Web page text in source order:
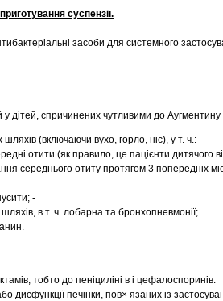
суспензії.
засоби для системного
у дітей, спричинених чутливими до Аугментину
шляхів (включаючи вухо, горло, ніс), у т. ч.:
отити (як правило, це пацієнти дитячого
середнього отиту протягом 3 попередніх
-
в т. ч. лобарна та бронхопневмонії;
тобто до пеніциліні в і цефалоспоринів.
дисфункції печінки, пов× язаних із